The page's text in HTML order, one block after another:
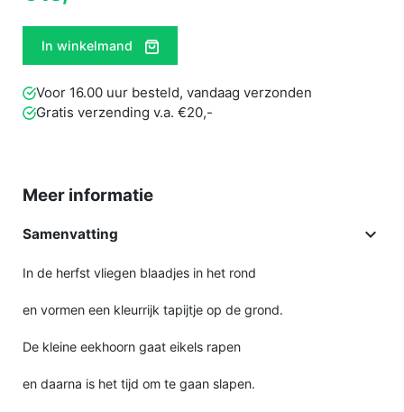
In winkelmand
Voor 16.00 uur besteld, vandaag verzonden
Gratis verzending v.a. €20,-
Meer informatie
Samenvatting 
In de herfst vliegen blaadjes in het rond
en vormen een kleurrijk tapijtje op de grond.
De kleine eekhoorn gaat eikels rapen
en daarna is het tijd om te gaan slapen.